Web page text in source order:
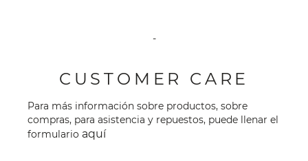
-
CUSTOMER CARE
Para más información sobre productos, sobre
compras, para asistencia y repuestos, puede llenar el
formulario aquí